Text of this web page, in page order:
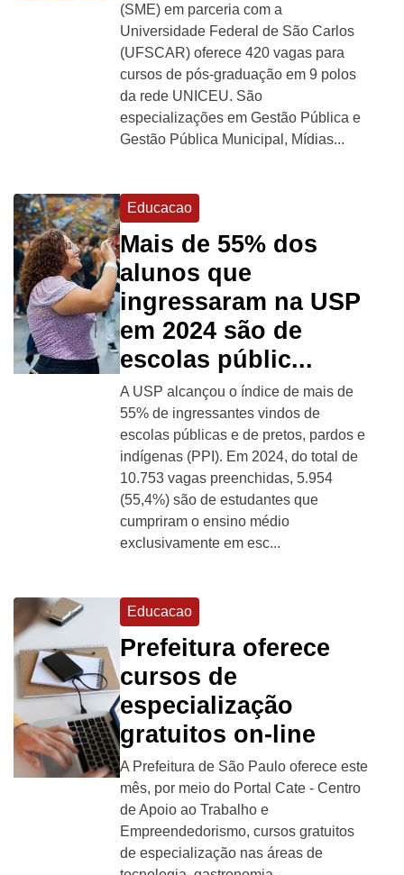
(SME) em parceria com a
Universidade Federal de São Carlos
(UFSCAR) oferece 420 vagas para
cursos de pós-graduação em 9 polos
da rede UNICEU. São
especializações em Gestão Pública e
Gestão Pública Municipal, Mídias...
Educacao
Mais de 55% dos
alunos que
ingressaram na USP
em 2024 são de
escolas públic...
A USP alcançou o índice de mais de
55% de ingressantes vindos de
escolas públicas e de pretos, pardos e
indígenas (PPI). Em 2024, do total de
10.753 vagas preenchidas, 5.954
(55,4%) são de estudantes que
cumpriram o ensino médio
exclusivamente em esc...
Educacao
Prefeitura oferece
cursos de
especialização
gratuitos on-line
A Prefeitura de São Paulo oferece este
mês, por meio do Portal Cate - Centro
de Apoio ao Trabalho e
Empreendedorismo, cursos gratuitos
de especialização nas áreas de